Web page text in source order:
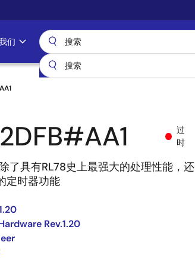
们
过
时
了具有RL78史上最强大的处理性能，还
定时器功能
Rev.1.20